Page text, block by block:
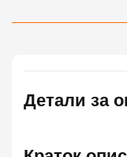
Детали за